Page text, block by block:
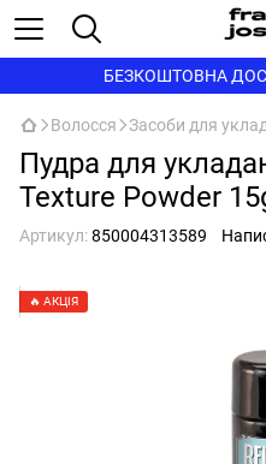
БЕЗКОШТОВНА
Волосся Засоби для
Пудра для
Texture Powder
Артикул:850004313589
🔥 АКЦІЯ